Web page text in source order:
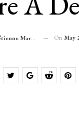
Marechal On May